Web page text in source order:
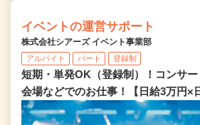
イベントの運営サポート
株式会社シアーズ イベント事業部
アルバイト パート 登録制
短期・単発OK（登録制）！コンサ
会場などでのお仕事！【日給3万円×